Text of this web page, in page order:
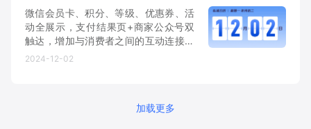
微信会员卡、积分、等级、优惠券、活
动全展示，支付结果页+商家公众号双
触达，增加与消费者之间的互动连接。
引导新会员开卡获取专享券，会员卡和
2024-12-02
加载更多